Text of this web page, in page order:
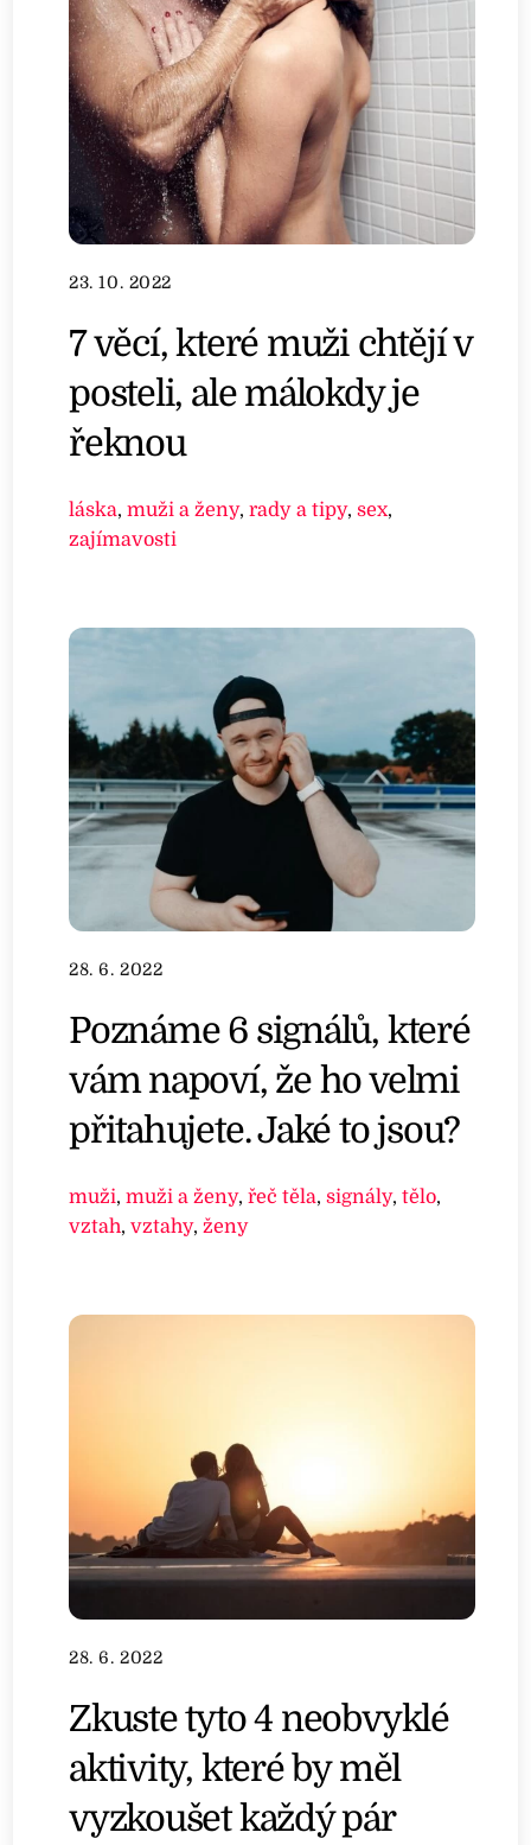
23. 10. 2022
7 věcí, které muži chtějí v
posteli, ale málokdy je
řeknou
láska,muži a ženy,rady a tipy,sex,
zajímavosti
28. 6. 2022
Poznáme 6 signálů, které
vám napoví, že ho velmi
přitahujete. Jaké to jsou?
muži,muži a ženy,řeč těla,signály,tělo,
vztah,vztahy,ženy
28. 6. 2022
Zkuste tyto 4 neobvyklé
aktivity, které by měl
vyzkoušet každý pár